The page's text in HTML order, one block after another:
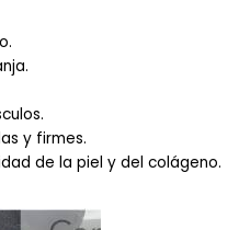
y firmes.
de la piel y del colágeno.